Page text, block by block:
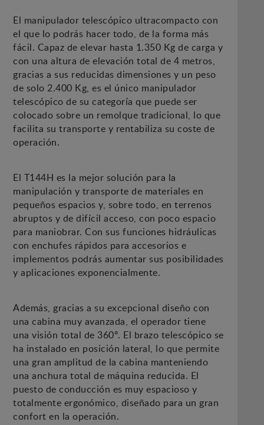
El manipulador telescópico ultracompacto con
el que lo podrás hacer todo, de la forma más
fácil. Capaz de elevar hasta 1.350 Kg de carga y
con una altura de elevación total de 4 metros,
gracias a sus reducidas dimensiones y un peso
de solo 2.400 Kg, es el único manipulador
telescópico de su categoría que puede ser
colocado sobre un remolque tradicional, lo que
facilita su transporte y rentabiliza su coste de
operación.
El T144H es la mejor solución para la
manipulación y transporte de materiales en
pequeños espacios y, sobre todo, en terrenos
abruptos y de difícil acceso, con poco espacio
para maniobrar. Con sus funciones hidráulicas
con enchufes rápidos para accesorios e
implementos podrás aumentar sus posibilidades
y aplicaciones exponencialmente.
Además, gracias a su excepcional diseño con
una cabina muy avanzada, el operador tiene
una visión total de 360º. El brazo telescópico se
ha instalado en posición lateral, lo que permite
una gran amplitud de la cabina manteniendo
una anchura total de máquina reducida. El
puesto de conducción es muy espacioso y
totalmente ergonómico, diseñado para un gran
confort en la operación.